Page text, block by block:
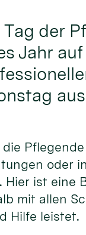
Tag der
Jahr
oder
ist eine
mit allen
Hilfe leistet.